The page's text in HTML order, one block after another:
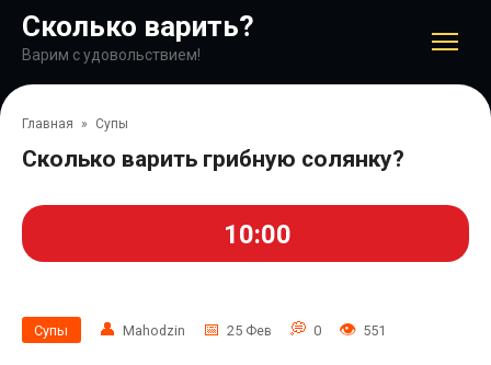
контенту
Сколько варить?
Варим с удовольствием!
Главная » Супы
Сколько варить грибную солянку?
10:00
Супы Mahodzin 25 Фев 0 551